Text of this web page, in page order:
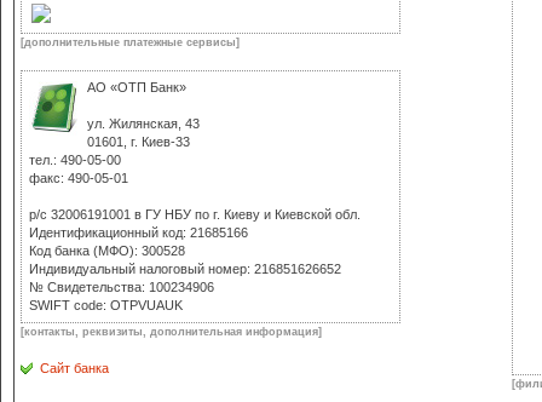
[дополнительные платежные сервисы]
АО «ОТП Банк»
ул. Жилянская, 43
01601, г. Киев-33
тел.: 490-05-00
факс: 490-05-01
р/с 32006191001 в ГУ НБУ по г. Киеву и Киевской обл.
Идентификационный код: 21685166
Код банка (МФО): 300528
Индивидуальный налоговый номер: 216851626652
№ Свидетельства: 100234906
SWIFT code: OTPVUAUK
[контакты, реквизиты, дополнительная информация]
Сайт банка